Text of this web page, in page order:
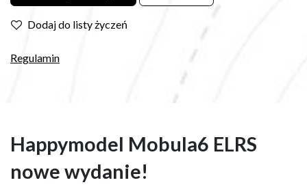
Dodaj do listy życzeń
Regulamin
Happymodel Mobula6 ELRS
nowe wydanie!